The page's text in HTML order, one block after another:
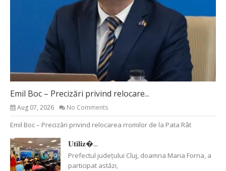
Emil Boc – Precizări privind relocare...
Aug 07, 2026 No Comments
Emil Boc – Precizări privind relocarea rromilor de la Pata Rât
𝐔𝐭𝐢𝐥𝐢𝐳�...
Prefectul județului Cluj, doamna Maria Forna, a
participat astăzi,